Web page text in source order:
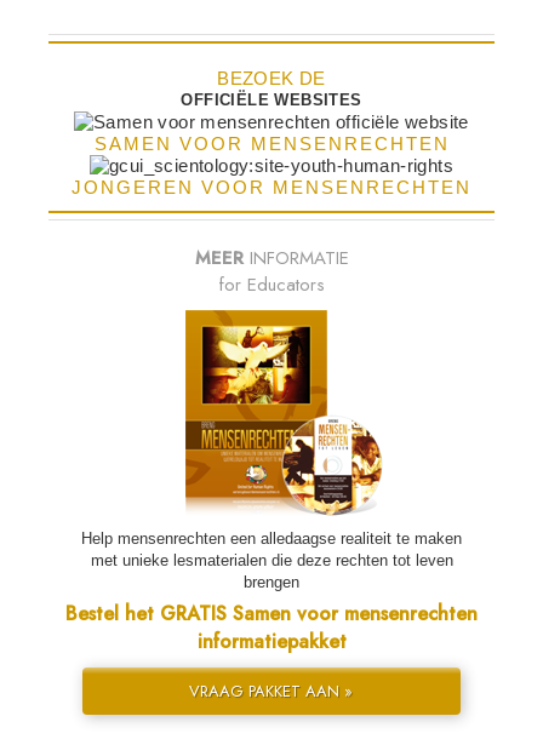
BEZOEK DE
OFFICIËLE WEBSITES
SAMEN VOOR MENSENRECHTEN
JONGEREN VOOR MENSENRECHTEN
MEER INFORMATIE
for Educators
Help mensenrechten een alledaagse realiteit te maken
met unieke lesmaterialen die deze rechten tot leven
brengen
Bestel het GRATIS Samen voor mensenrechten
informatiepakket
VRAAG PAKKET AAN »